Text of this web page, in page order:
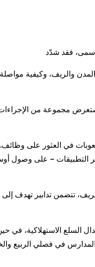
مجموعة من
في العثور على
التطبيقات – على وصول
تتضمن تدابير تهدف
برامج استبدال السلع
المدارس في فصلي